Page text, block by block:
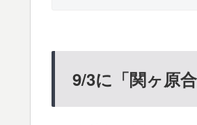
9/3に「関ヶ原